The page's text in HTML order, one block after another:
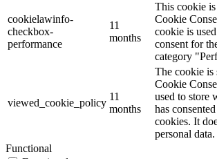
cookielawinfo-
checkbox-
performance
11
months
This cookie
Cookie
cookie is
consent for
category
viewed_cookie_policy
11
months
The cookie is
Cookie
used to store
has
cookies. It
personal data.
Functional